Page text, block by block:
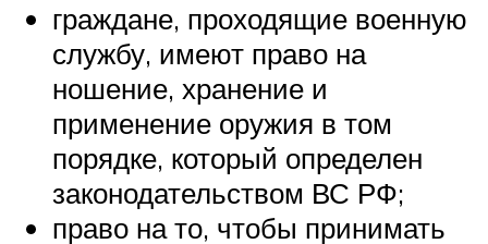
граждане, проходящие военную
службу, имеют право на
ношение, хранение и
применение оружия в том
порядке, который определен
законодательством ВС РФ;
право на то, чтобы принимать